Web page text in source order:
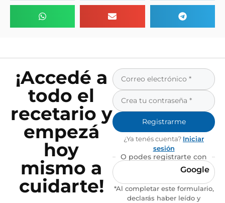
¡Accedé a
todo el
recetario y
empezá
hoy
mismo a
cuidarte!
Registrarme
¿Ya tenés cuenta? Iniciar
sesión
O podes registrarte con
Google
*Al completar este formulario,
declarás haber leído y